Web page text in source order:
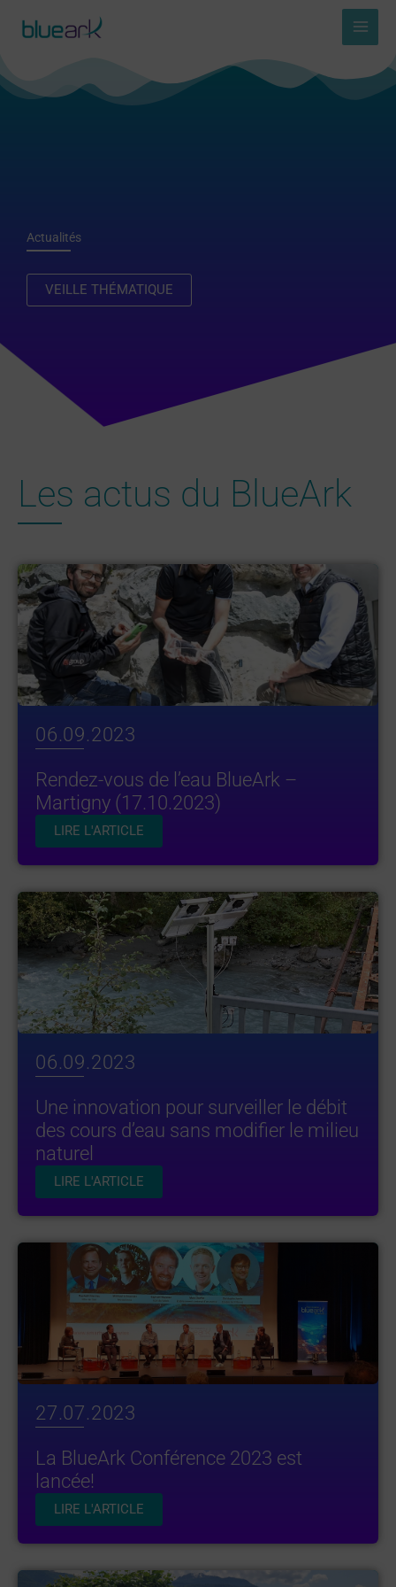
Actualités
VEILLE THÉMATIQUE
Les actus du BlueArk
06.09.2023
Rendez-vous de l’eau BlueArk –
Martigny (17.10.2023)
LIRE L'ARTICLE
06.09.2023
Une innovation pour surveiller le débit
des cours d’eau sans modifier le milieu
naturel
LIRE L'ARTICLE
27.07.2023
La BlueArk Conférence 2023 est
lancée!
LIRE L'ARTICLE